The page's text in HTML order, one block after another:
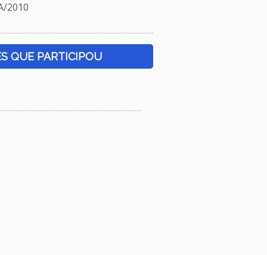
2010
QUE PARTICIPOU